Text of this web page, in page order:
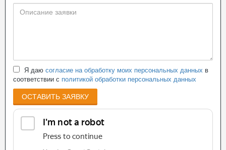
Я даю согласие на обработку моих персональных данных в
соответствии с политикой обработки персональных данных
ОСТАВИТЬ ЗАЯВКУ